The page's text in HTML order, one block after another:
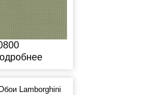
Lamborghini